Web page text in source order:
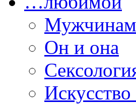
Мужчинам
Он и она